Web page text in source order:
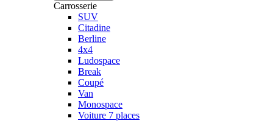
Carrosserie
SUV
Citadine
Berline
4x4
Ludospace
Break
Coupé
Van
Monospace
Voiture 7 places